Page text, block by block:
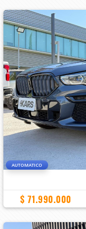
AUTOMATICO
$ 71.990.000